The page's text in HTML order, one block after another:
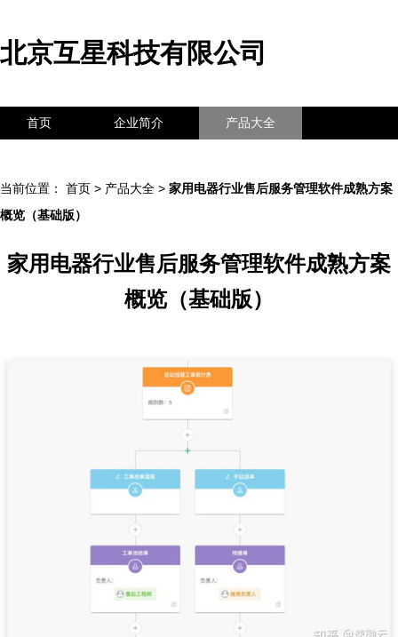
北京互星科技有限公司
首页 企业简介 产品大全
当前位置： 首页 > 产品大全 > 家用电器行业售后服务管理软件成熟方案
概览（基础版）
家用电器行业售后服务管理软件成熟方案
概览（基础版）